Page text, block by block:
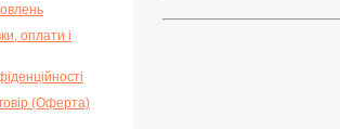
оплати і
(Оферта)